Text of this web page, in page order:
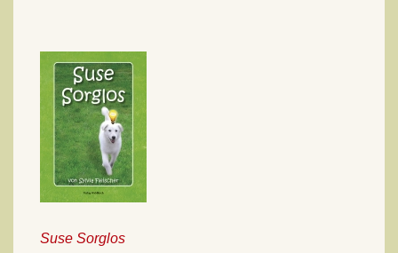
Suse Sorglos